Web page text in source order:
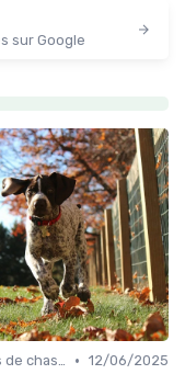
sur Google
Chiens de chasse au sanglier • 12/06/2025